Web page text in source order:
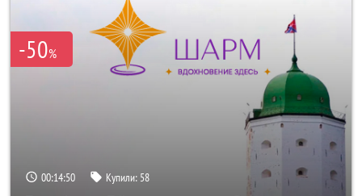
-50%
00:14:48 Купили: 58